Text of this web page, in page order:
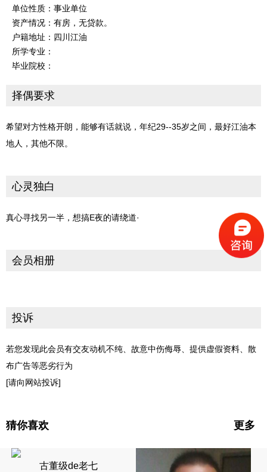
单位性质：事业单位
资产情况：有房，无贷款。
户籍地址：四川江油
所学专业：
毕业院校：
择偶要求
希望对方性格开朗，能够有话就说，年纪29--35岁之间，最好江油本
地人，其他不限。
心灵独白
真心寻找另一半，想搞E夜的请绕道·
会员相册
投诉
若您发现此会员有交友动机不纯、故意中伤侮辱、提供虚假资料、散
布广告等恶劣行为
[请向网站投诉]
猜你喜欢 更多
古董级de老七